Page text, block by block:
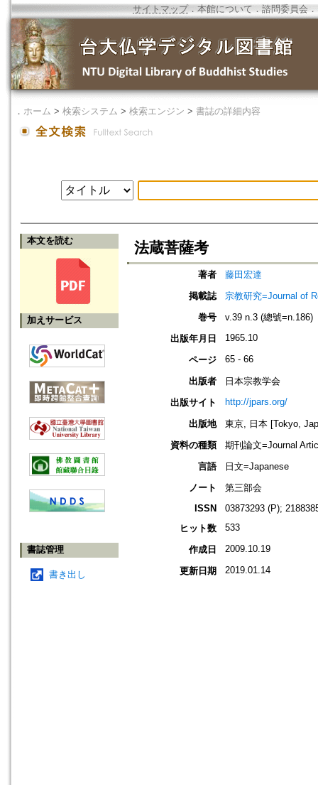
サイトマップ．本館について ． 諮問委員会 ．
． ホーム > 検索システム > 検索エンジン > 書誌の詳細内容
本文を読む
加えサービス
書誌管理
書き出し
法蔵菩薩考
著者
藤田宏達
掲載誌
宗教研究=Journal of
巻号
v.39 n.3 (總號=n.186)
出版年月日
1965.10
ページ 65 - 66
出版者
日本宗教学会
出版サイト
http://jpars.org/
出版地
東京, 日本 [Tokyo,
資料の種類
期刊論文=Journal
言語
日文=Japanese
ノート
第三部会
ISSN
03873293 (P);
ヒット数
533
作成日 2009.10.19
更新日期 2019.01.14